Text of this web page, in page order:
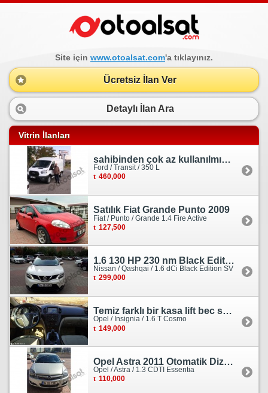
Site için www.otoalsat.com'a tıklayınız.
Ücretsiz İlan Ver
Detaylı İlan Ara
Vitrin İlanları
sahibinden çok az kullanılmış orjinal ford transit
Ford / Transit / 350 L
460,000
Satılık Fiat Grande Punto 2009
Fiat / Punto / Grande 1.4 Fire Active
127,500
1.6 130 HP 230 nm Black Edition servis bakımlı
Nissan / Qashqai / 1.6 dCi Black Edition SV
299,000
Temiz farklı bir kasa lift bec sedan görünümlü heçbek
Opel / Insignia / 1.6 T Cosmo
149,000
Opel Astra 2011 Otomatik Dizel Tramersiz Essentia
Opel / Astra / 1.3 CDTI Essentia
110,000